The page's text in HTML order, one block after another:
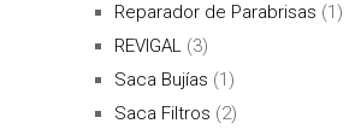
Reparador de Parabrisas (1)
REVIGAL (3)
Saca Bujías (1)
Saca Filtros (2)